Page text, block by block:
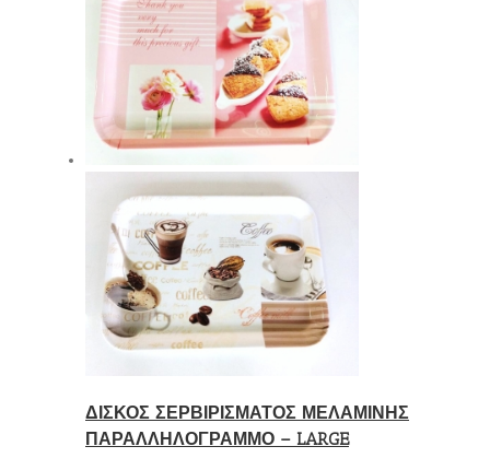
ΔΙΣΚΟΣ ΣΕΡΒΙΡΙΣΜΑΤΟΣ ΜΕΛΑΜΙΝΗΣ
ΠΑΡΑΛΛΗΛΟΓΡΑΜΜΟ – LARGE